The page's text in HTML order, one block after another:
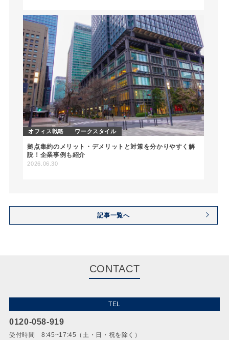
オフィス戦略 ワークスタイル
拠点集約のメリット・デメリットと対策を分かりやすく解
説！企業事例も紹介
2026.06.30
記事一覧へ
CONTACT
TEL
0120-058-919
受付時間 8:45~17:45（土・日・祝を除く）